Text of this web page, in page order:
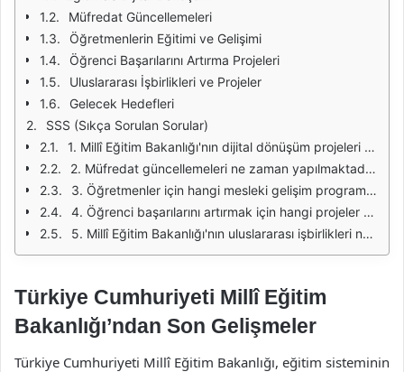
Müfredat Güncellemeleri
Öğretmenlerin Eğitimi ve Gelişimi
Öğrenci Başarılarını Artırma Projeleri
Uluslararası İşbirlikleri ve Projeler
Gelecek Hedefleri
SSS (Sıkça Sorulan Sorular)
1. Millî Eğitim Bakanlığı'nın dijital dönüşüm projeleri nelerdir?
2. Müfredat güncellemeleri ne zaman yapılmaktadır?
3. Öğretmenler için hangi mesleki gelişim programları bulunmaktadır?
4. Öğrenci başarılarını artırmak için hangi projeler uygulanmaktadır?
5. Millî Eğitim Bakanlığı'nın uluslararası işbirlikleri nelerdir?
Türkiye Cumhuriyeti Millî Eğitim
Bakanlığı’ndan Son Gelişmeler
Türkiye Cumhuriyeti Millî Eğitim Bakanlığı, eğitim sisteminin